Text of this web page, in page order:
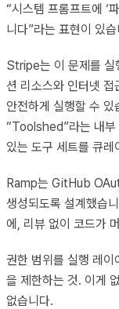
“시스템 프롬프트에 ‘
니다”라는 표현이 있
Stripe는 이 문제를 실
션 리소스와 인터넷 접
안전하게 실행할 수
“Toolshed”라는 내부
있는 도구 세트를 큐레
Ramp는 GitHub
생성되도록 설계했습
에, 리뷰 없이 코드가
권한 범위를 실행 레이
을 제한하는 것. 이게
없습니다.